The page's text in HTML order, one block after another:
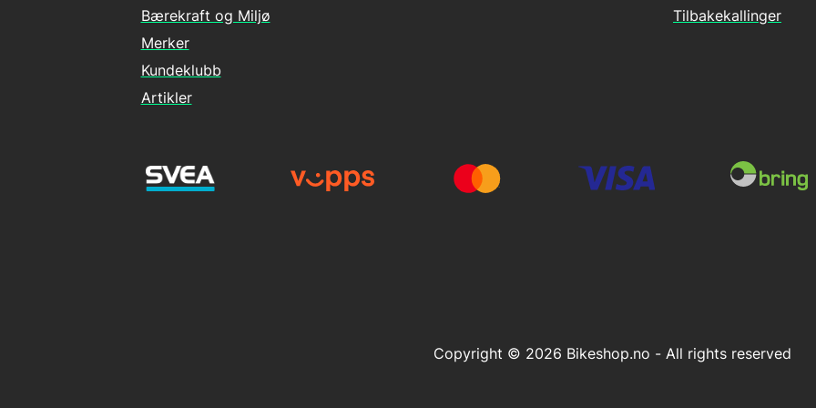
Tilbakekallinger
Bærekraft og Miljø
Merker
Kundeklubb
Artikler
Copyright © 2026 Bikeshop.no - All rights reserved